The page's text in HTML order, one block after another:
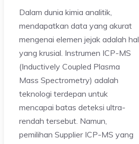
Dalam dunia kimia analitik,
mendapatkan data yang akurat
mengenai elemen jejak adalah hal
yang krusial. Instrumen ICP-MS
(Inductively Coupled Plasma
Mass Spectrometry) adalah
teknologi terdepan untuk
mencapai batas deteksi ultra-
rendah tersebut. Namun,
pemilihan Supplier ICP-MS yang